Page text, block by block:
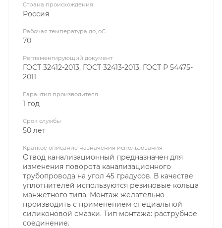
Страна происхождения
Россия
Рабочая температура до, оС
70
Регламентирующий документ
ГОСТ 32412-2013, ГОСТ 32413-2013, ГОСТ Р 54475-
2011
Гарантия производителя
1 год
Срок службы
50 лет
Краткое описание назначения использования
Отвод канализационный предназначен для
изменения поворота канализационного
трубопровода на угол 45 градусов. В качестве
уплотнителей используются резиновые кольца
манжетного типа. Монтаж желательно
производить с применением специальной
силиконовой смазки. Тип монтажа: раструбное
соединение.